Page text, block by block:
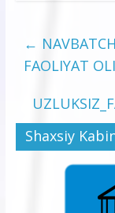
←
FAOLIYAT
Shaxsiy